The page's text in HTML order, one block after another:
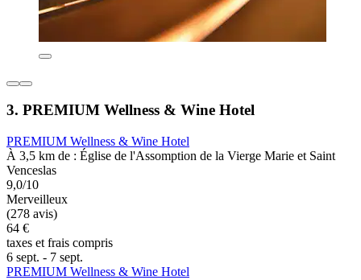
3. PREMIUM Wellness & Wine Hotel
PREMIUM Wellness & Wine Hotel
À 3,5 km de : Église de l'Assomption de la Vierge Marie et Saint
Venceslas
9,0/10
Merveilleux
(278 avis)
64 €
taxes et frais compris
6 sept. - 7 sept.
PREMIUM Wellness & Wine Hotel